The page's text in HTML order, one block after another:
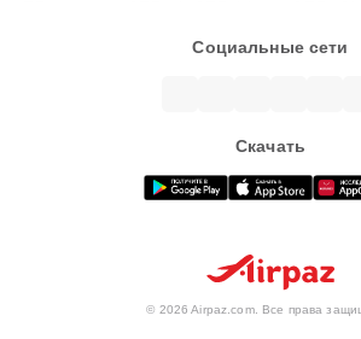
Социальные сети
Скачать
© 2026 Airpaz.com. Все права